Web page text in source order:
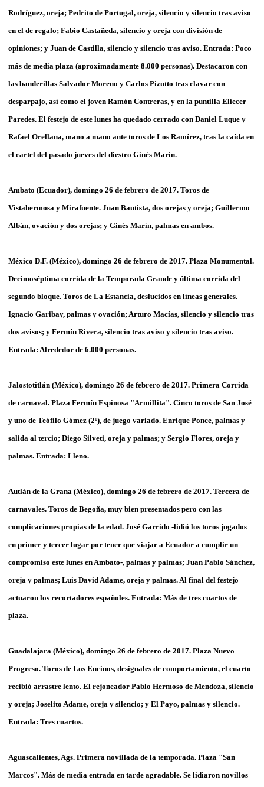
Rodríguez, oreja; Pedrito de Portugal, oreja, silencio y silencio tras aviso
en el de regalo; Fabio Castañeda, silencio y oreja con división de
opiniones; y Juan de Castilla, silencio y silencio tras aviso. Entrada: Poco
más de media plaza (aproximadamente 8.000 personas). Destacaron con
las banderillas Salvador Moreno y Carlos Pizutto tras clavar con
desparpajo, así como el joven Ramón Contreras, y en la puntilla Eliecer
Paredes. El festejo de este lunes ha quedado cerrado con Daniel Luque y
Rafael Orellana, mano a mano ante toros de Los Ramírez, tras la caída en
el cartel del pasado jueves del diestro Ginés Marín.
Ambato (Ecuador), domingo 26 de febrero de 2017. Toros de
Vistahermosa y Mirafuente. Juan Bautista, dos orejas y oreja; Guillermo
Albán, ovación y dos orejas; y Ginés Marín, palmas en ambos.
México D.F. (México), domingo 26 de febrero de 2017. Plaza Monumental.
Decimoséptima corrida de la Temporada Grande y última corrida del
segundo bloque. Toros de La Estancia, deslucidos en líneas generales.
Ignacio Garibay, palmas y ovación; Arturo Macías, silencio y silencio tras
dos avisos; y Fermín Rivera, silencio tras aviso y silencio tras aviso.
Entrada: Alrededor de 6.000 personas.
Jalostotitlán (México), domingo 26 de febrero de 2017. Primera Corrida
de carnaval. Plaza Fermín Espinosa "Armillita". Cinco toros de San José
y uno de Teófilo Gómez (2º), de juego variado. Enrique Ponce, palmas y
salida al tercio; Diego Silveti, oreja y palmas; y Sergio Flores, oreja y
palmas. Entrada: Lleno.
Autlán de la Grana (México), domingo 26 de febrero de 2017. Tercera de
carnavales. Toros de Begoña, muy bien presentados pero con las
complicaciones propias de la edad. José Garrido -lidió los toros jugados
en primer y tercer lugar por tener que viajar a Ecuador a cumplir un
compromiso este lunes en Ambato-, palmas y palmas; Juan Pablo Sánchez,
oreja y palmas; Luis David Adame, oreja y palmas. Al final del festejo
actuaron los recortadores españoles. Entrada: Más de tres cuartos de
plaza.
Guadalajara (México), domingo 26 de febrero de 2017. Plaza Nuevo
Progreso. Toros de Los Encinos, desiguales de comportamiento, el cuarto
recibió arrastre lento. El rejoneador Pablo Hermoso de Mendoza, silencio
y oreja; Joselito Adame, oreja y silencio; y El Payo, palmas y silencio.
Entrada: Tres cuartos.
Aguascalientes, Ags. Primera novillada de la temporada. Plaza "San
Marcos". Más de media entrada en tarde agradable. Se lidiaron novillos